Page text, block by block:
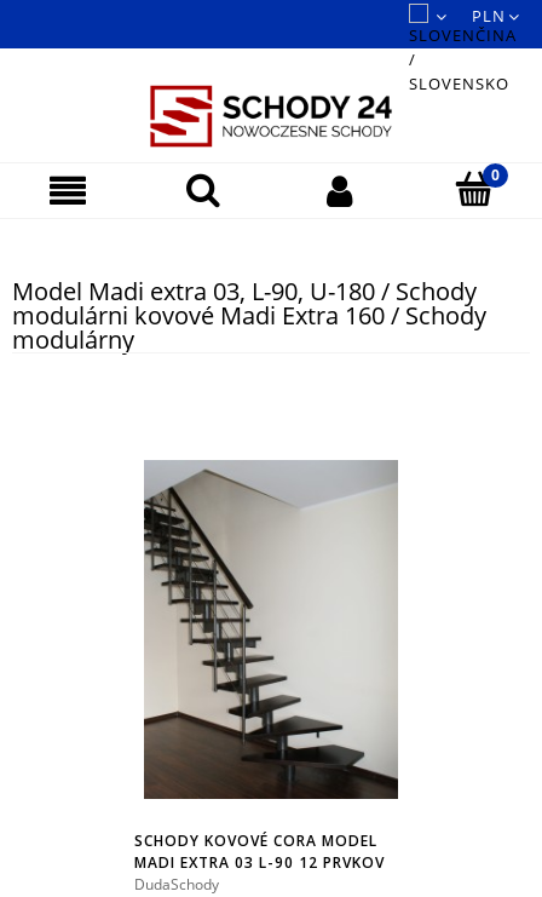
Model Madi extra 03, L-90, U-180 / Schody
modulárni kovové Madi Extra 160 / Schody
modulárny
SCHODY KOVOVÉ CORA MODEL
MADI EXTRA 03 L-90 12 PRVKOV
DudaSchody